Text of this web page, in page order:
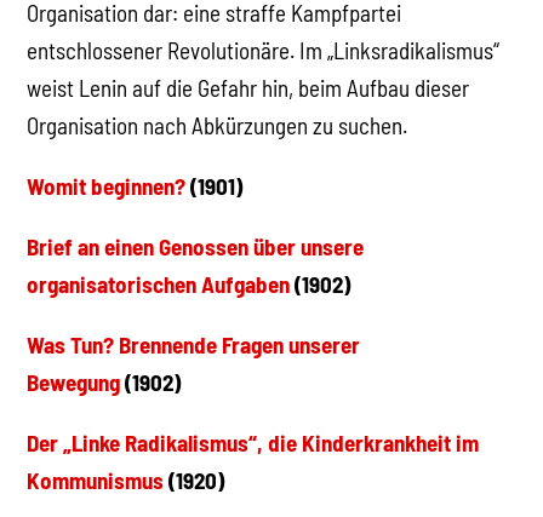
Organisation dar: eine straffe Kampfpartei
entschlossener Revolutionäre. Im „Linksradikalismus“
weist Lenin auf die Gefahr hin, beim Aufbau dieser
Organisation nach Abkürzungen zu suchen.
Womit beginnen?(1901)
Brief an einen Genossen über unsere
organisatorischen Aufgaben(1902)
Was Tun? Brennende Fragen unserer
Bewegung(1902)
Der „Linke Radikalismus“, die Kinderkrankheit im
Kommunismus(1920)